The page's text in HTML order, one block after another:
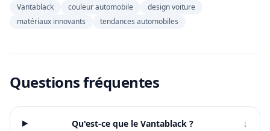
Vantablack
couleur automobile
design voiture
matériaux innovants
tendances automobiles
Questions fréquentes
Qu'est-ce que le Vantablack ? ↓